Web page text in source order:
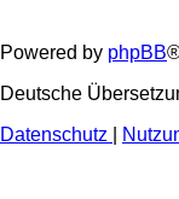
Powered by phpBB
Deutsche
Datenschutz